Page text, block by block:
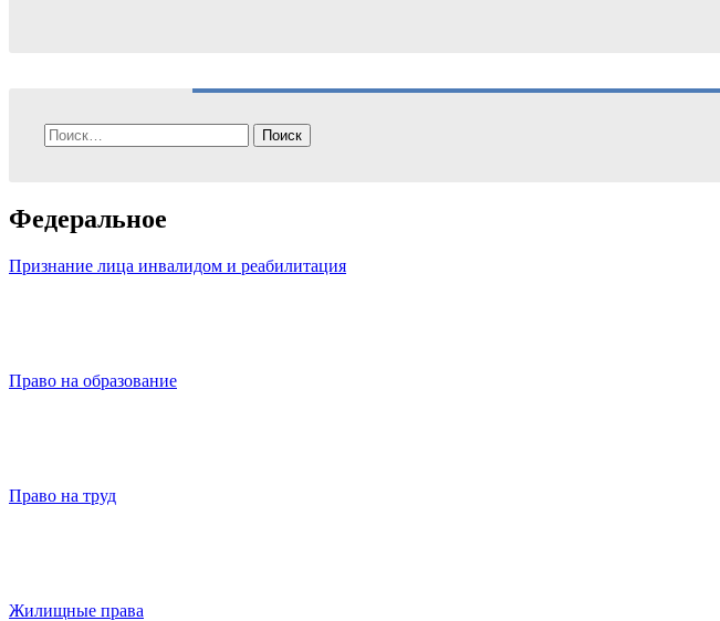
Найти:
Федеральное
Признание лица инвалидом и реабилитация
Право на образование
Право на труд
Жилищные права